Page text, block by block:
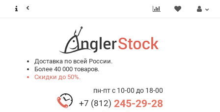
Доставка по всей России.
Более 40 000 товаров.
Скидки до 50%.
пн-пт с 10-00 до 18-00
+7 (812) 245-29-28